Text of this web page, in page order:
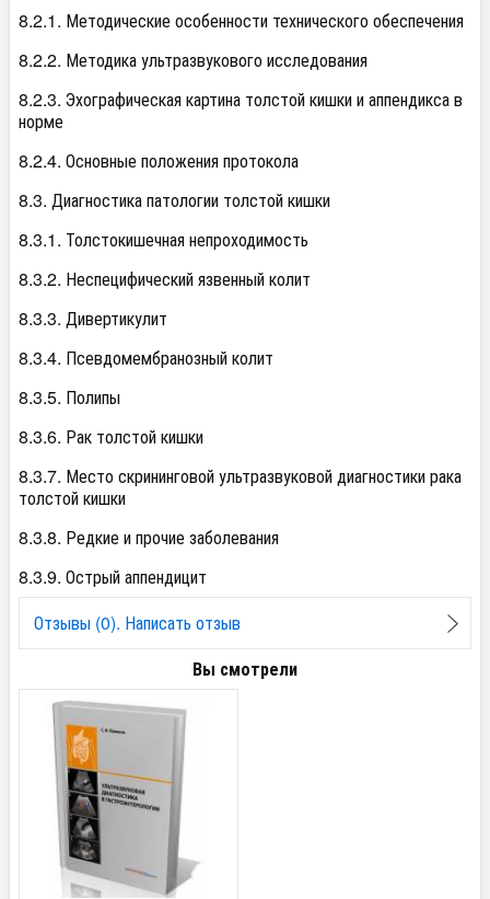
8.2.1. Методические особенности технического обеспечения
8.2.2. Методика ультразвукового исследования
8.2.3. Эхографическая картина толстой кишки и аппендикса в
норме
8.2.4. Основные положения протокола
8.3. Диагностика патологии толстой кишки
8.3.1. Толстокишечная непроходимость
8.3.2. Неспецифический язвенный колит
8.3.3. Дивертикулит
8.3.4. Псевдомембранозный колит
8.3.5. Полипы
8.3.6. Рак толстой кишки
8.3.7. Место скрининговой ультразвуковой диагностики рака
толстой кишки
8.3.8. Редкие и прочие заболевания
8.3.9. Острый аппендицит
Отзывы (0). Написать отзыв
Вы смотрели